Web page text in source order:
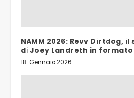
NAMM 2026: Revv Dirtdog,
di Joey Landreth in
18. Gennaio 2026